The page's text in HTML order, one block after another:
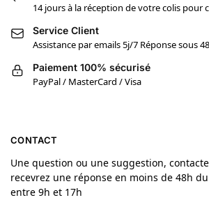
14 jours à la réception de votre colis pour
Service Client
Assistance par emails 5j/7 Réponse sous
Paiement 100% sécurisé
PayPal / MasterCard / Visa
CONTACT
Une question ou une suggestion,
recevrez une réponse en moins de 48h
entre 9h et 17h